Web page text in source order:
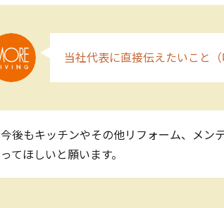
当社代表に直接伝えたいこと
今後もキッチンやその他リフォーム、メン
ってほしいと願います。